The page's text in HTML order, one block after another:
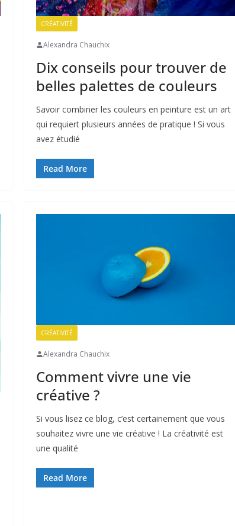
CRÉATIVITÉ
Alexandra Chauchix
Dix conseils pour trouver de
belles palettes de couleurs
Savoir combiner les couleurs en peinture est un art
qui requiert plusieurs années de pratique ! Si vous
avez étudié
Read More
CRÉATIVITÉ
Alexandra Chauchix
Comment vivre une vie
créative ?
Si vous lisez ce blog, c’est certainement que vous
souhaitez vivre une vie créative ! La créativité est
une qualité
Read More